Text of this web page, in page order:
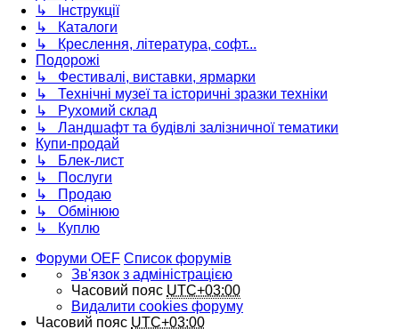
↳ Інструкції
↳ Каталоги
↳ Креслення, література, софт...
Подорожі
↳ Фестивалі, виставки, ярмарки
↳ Технічні музеї та історичні зразки техніки
↳ Рухомий склад
↳ Ландшафт та будівлі залізничної тематики
Купи-продай
↳ Блек-лист
↳ Послуги
↳ Продаю
↳ Обмінюю
↳ Куплю
Форуми OEF Список форумів
Зв'язок з адміністрацією
Часовий пояс UTC+03:00
Видалити cookies форуму
Часовий пояс UTC+03:00